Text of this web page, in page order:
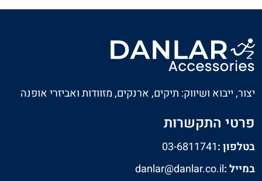
יצור, ייבוא ושיווק: תיקים, ארנקים, מזוודות ואביזרי אופנה
פרטי התקשרות
בטלפון :03-6811741
במייל :danlar@danlar.co.il